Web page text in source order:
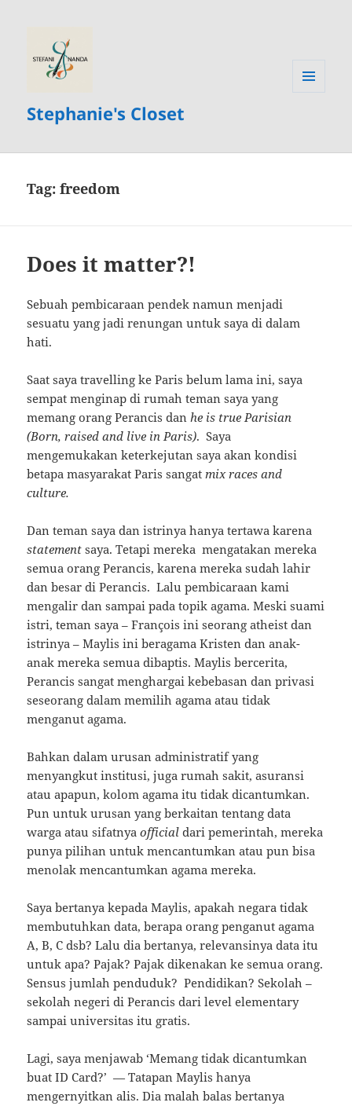
Stephanie's Closet
Tag:freedom
Does it matter?!
Sebuah pembicaraan pendek namun menjadi
sesuatu yang jadi renungan untuk saya di dalam
hati.
Saat saya travelling ke Paris belum lama ini, saya
sempat menginap di rumah teman saya yang
memang orang Perancis danhe is true Parisian
(Born, raised and live in Paris). Saya
mengemukakan keterkejutan saya akan kondisi
betapa masyarakat Paris sangatmix races and
culture.
Dan teman saya dan istrinya hanya tertawa karena
statement saya. Tetapi mereka mengatakan mereka
semua orang Perancis, karena mereka sudah lahir
dan besar di Perancis. Lalu pembicaraan kami
mengalir dan sampai pada topik agama. Meski suami
istri, teman saya – François ini seorang atheist dan
istrinya – Maylis ini beragama Kristen dan anak-
anak mereka semua dibaptis. Maylis bercerita,
Perancis sangat menghargai kebebasan dan privasi
seseorang dalam memilih agama atau tidak
menganut agama.
Bahkan dalam urusan administratif yang
menyangkut institusi, juga rumah sakit, asuransi
atau apapun, kolom agama itu tidak dicantumkan.
Pun untuk urusan yang berkaitan tentang data
warga atau sifatnyaofficialdari pemerintah, mereka
punya pilihan untuk mencantumkan atau pun bisa
menolak mencantumkan agama mereka.
Saya bertanya kepada Maylis, apakah negara tidak
membutuhkan data, berapa orang penganut agama
A, B, C dsb? Lalu dia bertanya, relevansinya data itu
untuk apa? Pajak? Pajak dikenakan ke semua orang.
Sensus jumlah penduduk? Pendidikan? Sekolah –
sekolah negeri di Perancis dari level elementary
sampai universitas itu gratis.
Lagi, saya menjawab ‘Memang tidak dicantumkan
buat ID Card?’ — Tatapan Maylis hanya
mengernyitkan alis. Dia malah balas bertanya